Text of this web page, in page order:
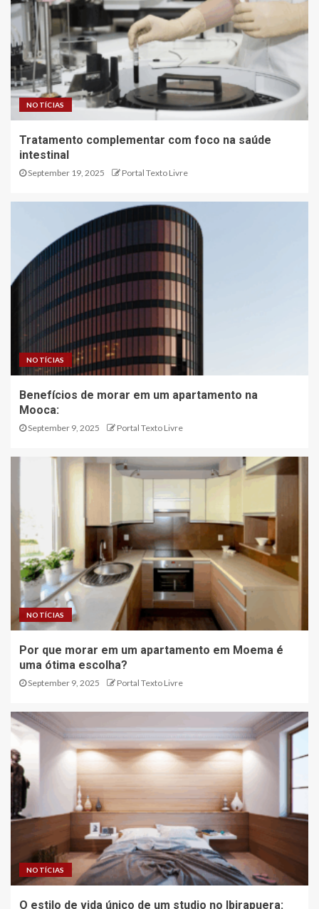
NOTÍCIAS
Tratamento complementar com foco na saúde
intestinal
September 19, 2025 Portal Texto Livre
NOTÍCIAS
Benefícios de morar em um apartamento na
Mooca:
September 9, 2025 Portal Texto Livre
NOTÍCIAS
Por que morar em um apartamento em Moema é
uma ótima escolha?
September 9, 2025 Portal Texto Livre
NOTÍCIAS
O estilo de vida único de um studio no Ibirapuera: